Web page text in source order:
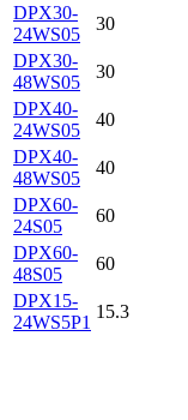
DPX30-
24WS05
30
DPX30-
48WS05
30
DPX40-
24WS05
40
DPX40-
48WS05
40
DPX60-
24S05
60
DPX60-
48S05
60
DPX15-
24WS5P1
15.3